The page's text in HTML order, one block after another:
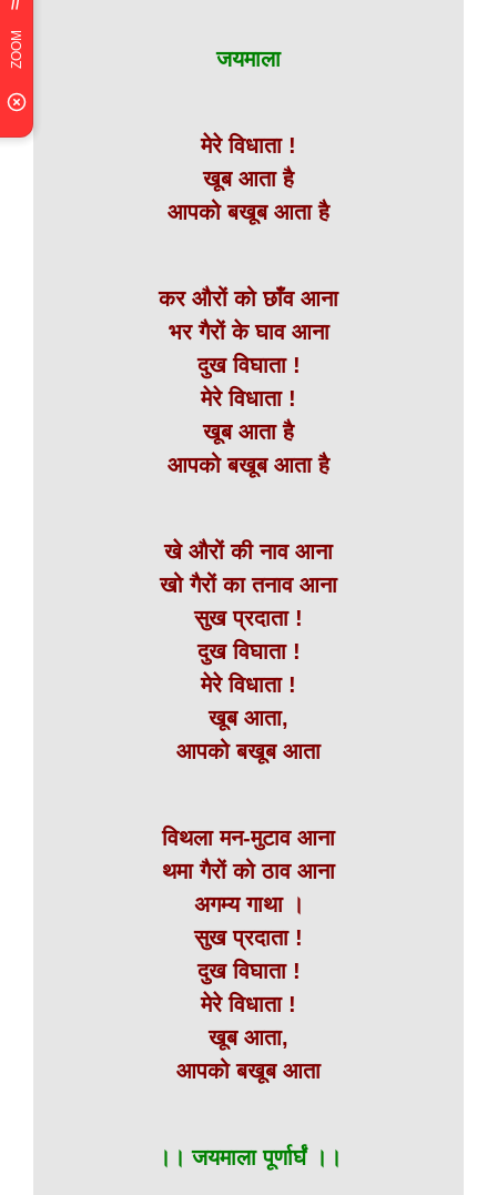
जयमाला
मेरे विधाता !
खूब आता है
आपको बखूब आता है
कर औरों को छाँव आना
भर गैरों के घाव आना
दुख विघाता !
मेरे विधाता !
खूब आता है
आपको बखूब आता है
खे औरों की नाव आना
खो गैरों का तनाव आना
सुख प्रदाता !
दुख विघाता !
मेरे विधाता !
खूब आता,
आपको बखूब आता
विथला मन-मुटाव आना
थमा गैरों को ठाव आना
अगम्य गाथा ।
सुख प्रदाता !
दुख विघाता !
मेरे विधाता !
खूब आता,
आपको बखूब आता
।। जयमाला पूर्णार्घं ।।